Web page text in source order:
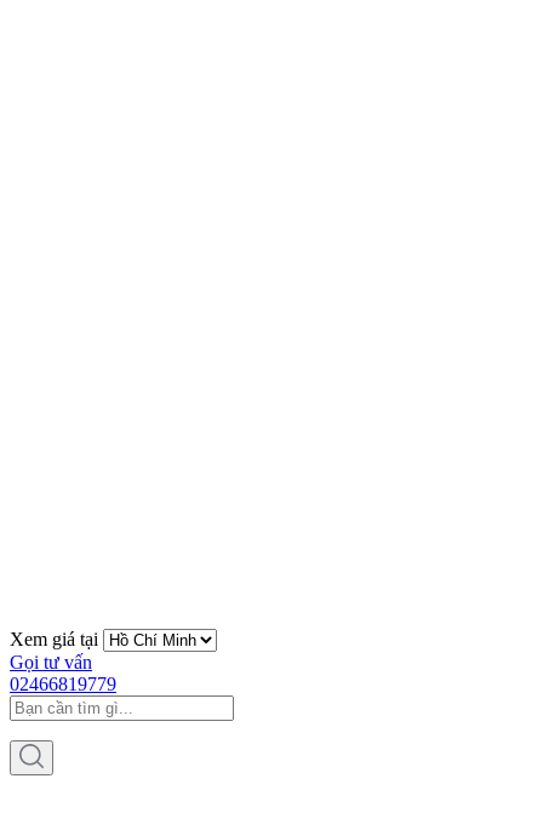
Xem giá tại
Gọi tư vấn
02466819779